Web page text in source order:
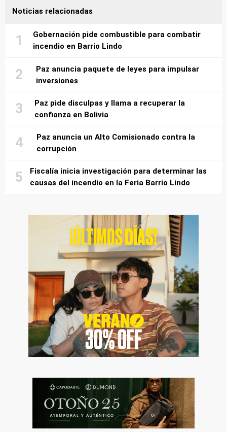
Noticias relacionadas
Gobernación pide combustible para combatir
incendio en Barrio Lindo
Paz anuncia paquete de leyes para impulsar
inversiones
Paz pide disculpas y llama a recuperar la
confianza en Bolivia
Paz anuncia un Alto Comisionado contra la
corrupción
Fiscalía inicia investigación para determinar las
causas del incendio en la Feria Barrio Lindo